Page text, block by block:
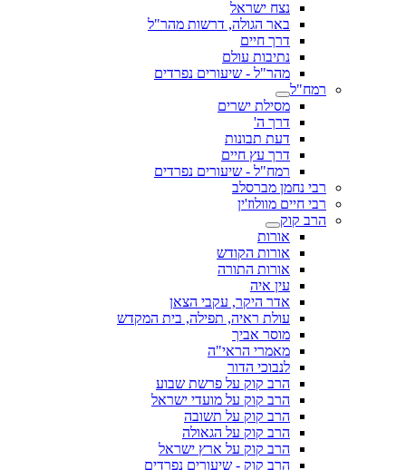
נצח ישראל
באר הגולה, דרשות מהר"ל
דרך חיים
נתיבות עולם
מהר"ל - שיעורים נפרדים
רמח"ל
מסילת ישרים
דרך ה'
דעת תבונות
דרך עץ חיים
רמח"ל - שיעורים נפרדים
רבי נחמן מברסלב
רבי חיים מוולוז'ין
הרב קוק
אורות
אורות הקודש
אורות התורה
עין איה
אדר היקר, עקבי הצאן
עולת ראיה, תפילה, בית המקדש
מוסר אביך
מאמרי הראי"ה
לנבוכי הדור
הרב קוק על פרשת שבוע
הרב קוק על מועדי ישראל
הרב קוק על תשובה
הרב קוק על הגאולה
הרב קוק על ארץ ישראל
הרב קוק - שיעורים נפרדים